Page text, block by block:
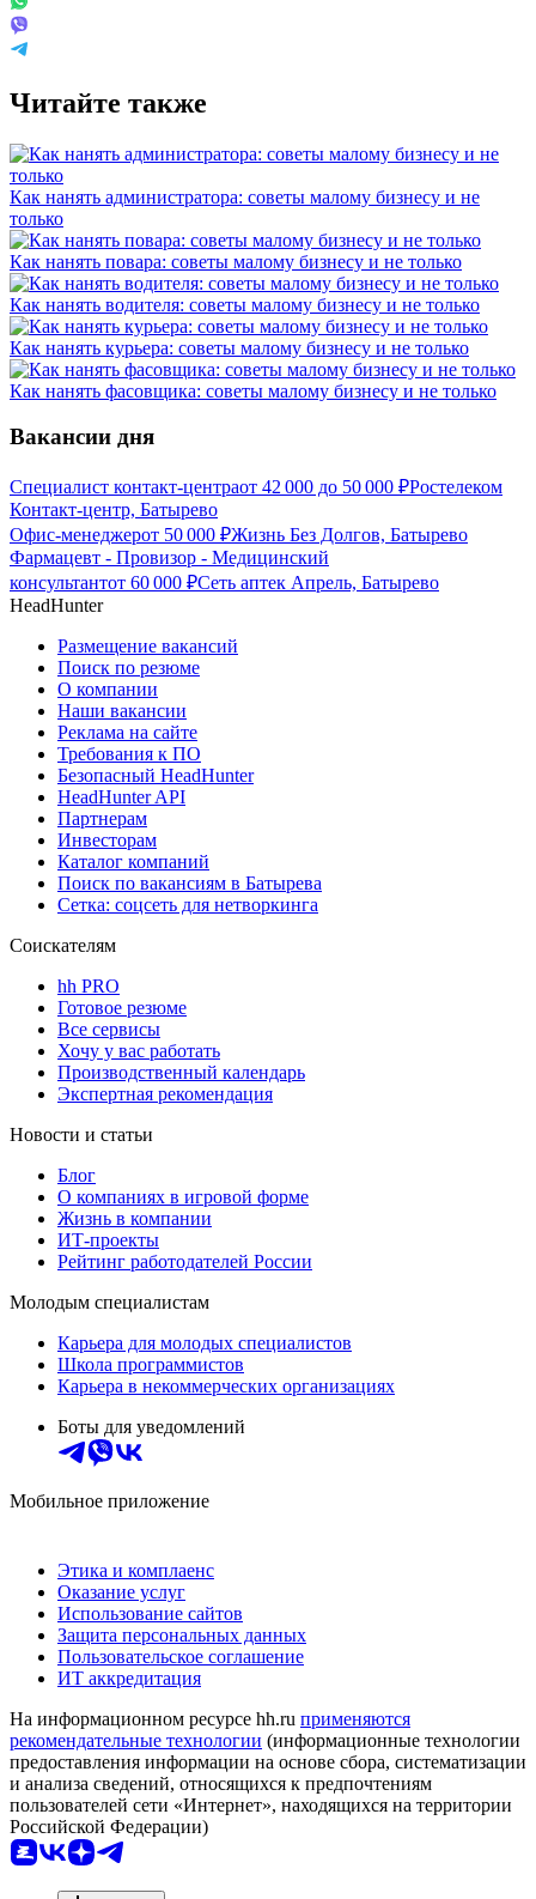
Читайте также
Как нанять администратора: советы малому бизнесу и не
только
Как нанять повара: советы малому бизнесу и не только
Как нанять водителя: советы малому бизнесу и не только
Как нанять курьера: советы малому бизнесу и не только
Как нанять фасовщика: советы малому бизнесу и не только
Вакансии дня
Специалист контакт-центраот 42 000 до 50 000 ₽Ростелеком
Контакт-центр, Батырево
Офис-менеджерот 50 000 ₽Жизнь Без Долгов, Батырево
Фармацевт - Провизор - Медицинский
консультантот 60 000 ₽Сеть аптек Апрель, Батырево
HeadHunter
Размещение вакансий
Поиск по резюме
О компании
Наши вакансии
Реклама на сайте
Требования к ПО
Безопасный HeadHunter
HeadHunter API
Партнерам
Инвесторам
Каталог компаний
Поиск по вакансиям в Батырева
Сетка: соцсеть для нетворкинга
Соискателям
hh PRO
Готовое резюме
Все сервисы
Хочу у вас работать
Производственный календарь
Экспертная рекомендация
Новости и статьи
Блог
О компаниях в игровой форме
Жизнь в компании
ИТ-проекты
Рейтинг работодателей России
Молодым специалистам
Карьера для молодых специалистов
Школа программистов
Карьера в некоммерческих организациях
Боты для уведомлений
Мобильное приложение
Этика и комплаенс
Оказание услуг
Использование сайтов
Защита персональных данных
Пользовательское соглашение
ИТ аккредитация
На информационном ресурсе hh.ru применяются
рекомендательные технологии (информационные технологии
предоставления информации на основе сбора, систематизации
и анализа сведений, относящихся к предпочтениям
пользователей сети «Интернет», находящихся на территории
Российской Федерации)